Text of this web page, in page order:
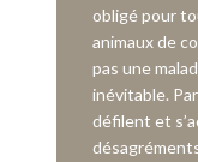
obligé pour
animaux de
pas une
inévitable.
défilent et